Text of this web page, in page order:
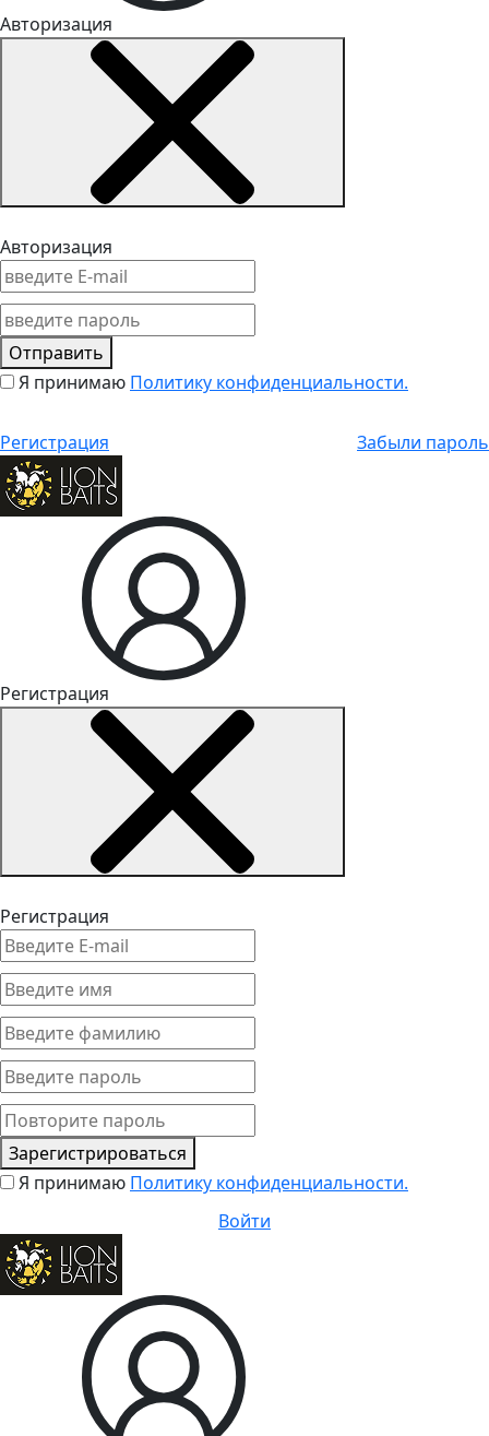
Авторизация
Авторизация
Отправить
Я принимаю Политику конфиденциальности.
Регистрация Забыли пароль
Регистрация
Регистрация
Зарегистрироваться
Я принимаю Политику конфиденциальности.
Войти